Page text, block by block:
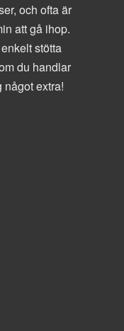
och ofta är
att gå ihop.
stötta
du handlar
något extra!